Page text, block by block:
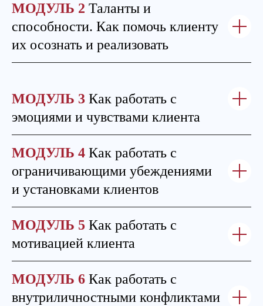
МОДУЛЬ 2 Таланты и
способности. Как помочь клиенту
их осознать и реализовать
МОДУЛЬ 3 Как работать с
эмоциями и чувствами клиента
МОДУЛЬ 4 Как работать с
ограничивающими убеждениями
и установками клиентов
МОДУЛЬ 5 Как работать с
мотивацией клиента
МОДУЛЬ 6 Как работать с
внутриличностными конфликтами